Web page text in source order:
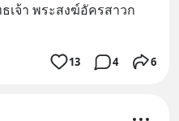
จ้า พระสงฆ์อัครสาวก
13 4 6